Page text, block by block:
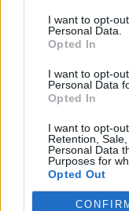
I want to opt-
Personal Data.
Opted In
I want to opt-
Personal Data
Opted In
I want to opt-
Retention,
Personal Data
Purposes for
Opted Out
kötéslistái
MÁR